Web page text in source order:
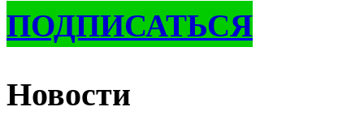
ПОДПИСАТЬСЯ
Новости